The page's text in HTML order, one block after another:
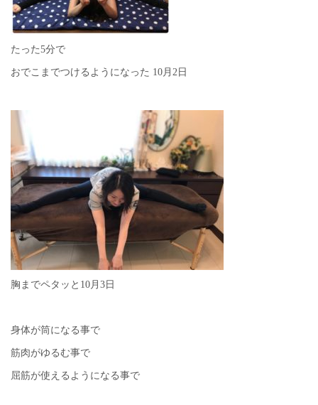
たった5分で
おでこまでつけるようになった 10月2日
胸までペタッと10月3日
身体が筒になる事で
筋肉がゆるむ事で
屈筋が使えるようになる事で